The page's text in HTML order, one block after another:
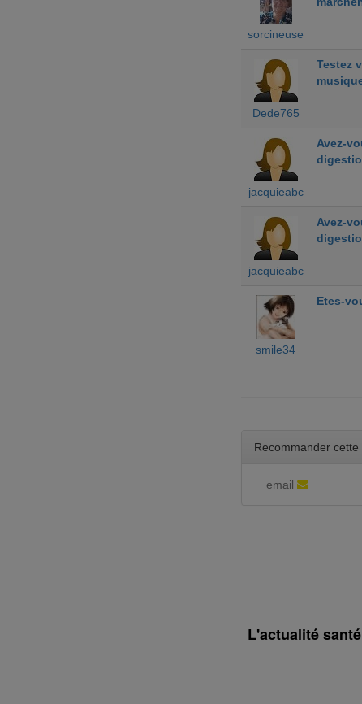
sorcineuse
Dede765
Testez
jacquieabc
Avez-
jacquieabc
Avez-
smile34
Etes-
Recommander cette
email
L'actualité